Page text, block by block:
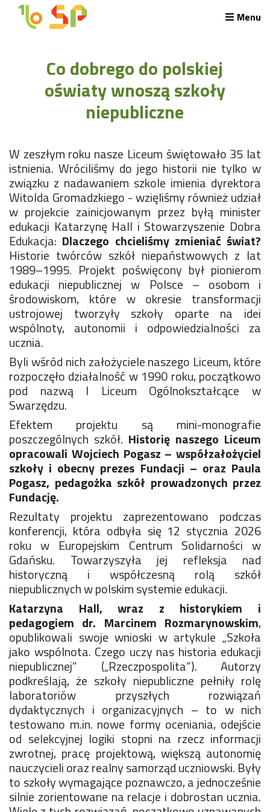
Menu
Regulamin rekrutacji do LO
Potrzebne dokumenty
Wymagania egzaminacyjne
Przykładowe arkusze egzaminu wstępnego
Plan nauczania liceum 4-letniego
Nawigacja
Archiwalna strona Szkoły
Biblioteka Szkolna
EKOSIK
Filmy z wydarzeń szkolnych
Galeria
Harmonogram pracy szkoły
Konkurs klas
Konkurs "Złota Żaba"
Kontakty zagraniczne
Newsy
Obóz adaptacyjny
Polityka ochrony dzieci
Przewodniczący Rady Szkoły
Szkoła zimowa
Warsztaty interdyscyplinarne
Wykaz podręczników
Zajęcia pozalekcyjne
Aplikacje szkolne
Biblioteka szkolna
Classroom
Dokumenty szkolne
Dyżury Szkolne
Dziennik elektroniczny
Obiady
Rekrutacja SP
O nas
Regulamin rekrutacji do SP
Potrzebne dokumenty
Informacja o teście z języka angielskiego
Stypendia naukowe
Plan nauczania klasa 7. i 8.
Co dobrego do polskiej
oświaty wnoszą szkoły
niepubliczne
W zeszłym roku nasze Liceum świętowało 35 lat
istnienia. Wróciliśmy do jego historii nie tylko w
związku z nadawaniem szkole imienia dyrektora
Witolda Gromadzkiego - wzięliśmy również udział
w projekcie zainicjowanym przez byłą minister
edukacji Katarzynę Hall i Stowarzyszenie Dobra
Edukacja: Dlaczego chcieliśmy zmieniać świat?
Historie twórców szkół niepaństwowych z lat
1989–1995. Projekt poświęcony był pionierom
edukacji niepublicznej w Polsce – osobom i
środowiskom, które w okresie transformacji
ustrojowej tworzyły szkoły oparte na idei
wspólnoty, autonomii i odpowiedzialności za
ucznia.
Byli wśród nich założyciele naszego Liceum, które
rozpoczęło działalność w 1990 roku, początkowo
pod nazwą I Liceum Ogólnokształcące w
Swarzędzu.
Efektem projektu są mini-monografie
poszczególnych szkół. Historię naszego Liceum
opracowali Wojciech Pogasz – współzałożyciel
szkoły i obecny prezes Fundacji – oraz Paula
Pogasz, pedagożka szkół prowadzonych przez
Fundację.
Rezultaty projektu zaprezentowano podczas
konferencji, która odbyła się 12 stycznia 2026
roku w Europejskim Centrum Solidarności w
Gdańsku. Towarzyszyła jej refleksja nad
historyczną i współczesną rolą szkół
niepublicznych w polskim systemie edukacji.
Katarzyna Hall, wraz z historykiem i
pedagogiem dr. Marcinem Rozmarynowskim,
opublikowali swoje wnioski w artykule „Szkoła
jako wspólnota. Czego uczy nas historia edukacji
niepublicznej” („Rzeczpospolita”). Autorzy
podkreślają, że szkoły niepubliczne pełniły rolę
laboratoriów przyszłych rozwiązań
dydaktycznych i organizacyjnych – to w nich
testowano m.in. nowe formy oceniania, odejście
od selekcyjnej logiki stopni na rzecz informacji
zwrotnej, pracę projektową, większą autonomię
nauczycieli oraz realny samorząd uczniowski. Były
to szkoły wymagające poznawczo, a jednocześnie
silnie zorientowane na relacje i dobrostan ucznia.